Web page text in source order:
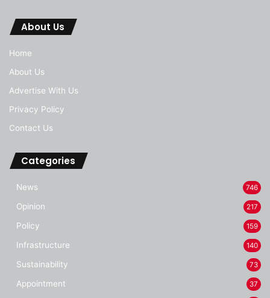
About Us
Home
About Us
Advertise With Us
Privacy Policy
Contact Us
Categories
News 746
Opinion 217
Policy 159
Infrastructure 140
Sustainability 73
Appointment 37